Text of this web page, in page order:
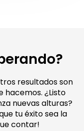
resultados son
hacemos. ¿Listo
nuevas alturas?
tu éxito sea la
contar!